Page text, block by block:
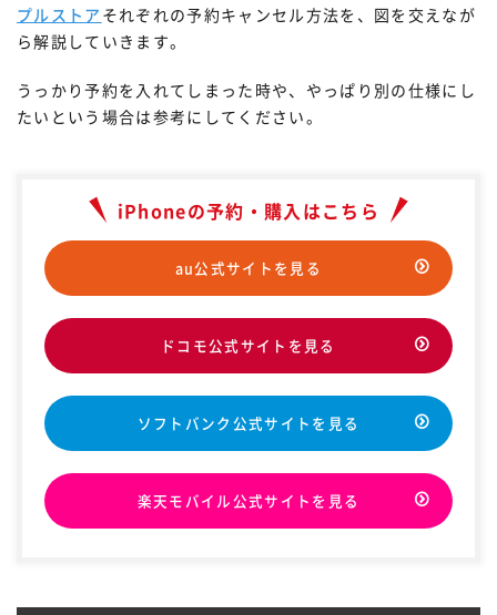
プルストア それぞれの予約キャンセル方法を、図を交えなが
ら解説していきます。
うっかり予約を入れてしまった時や、やっぱり別の仕様にし
たいという場合は参考にしてください。
iPhoneの予約・購入はこちら
au公式サイトを見る
ドコモ公式サイトを見る
ソフトバンク公式サイトを見る
楽天モバイル公式サイトを見る